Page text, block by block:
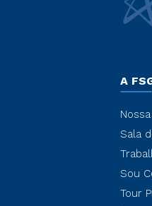
A
Sala
Sou
Tour